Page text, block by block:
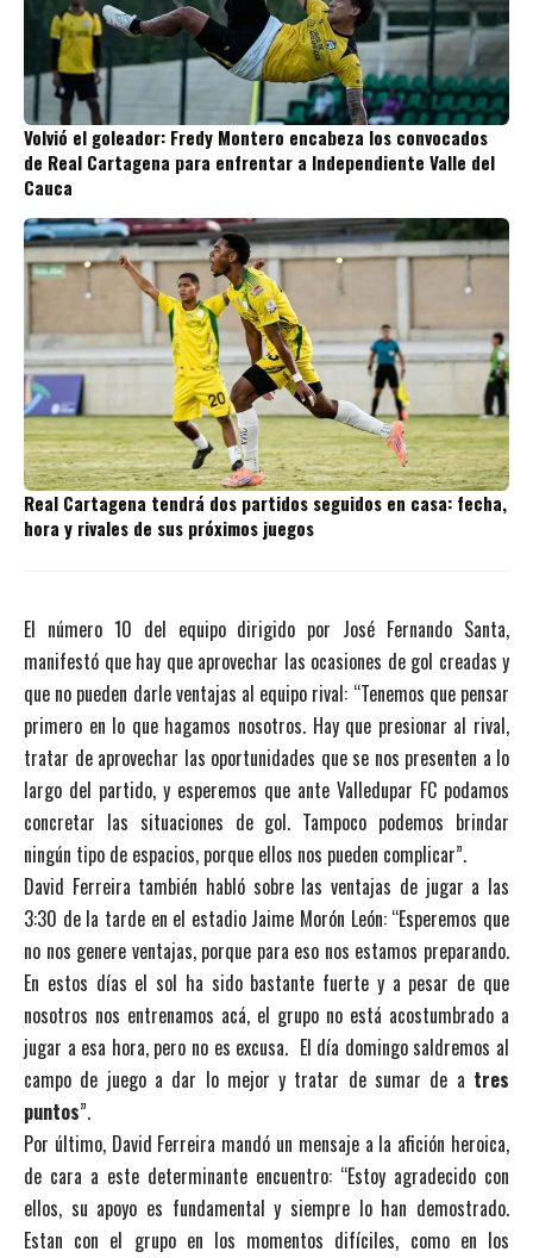
Volvió el goleador: Fredy Montero encabeza los convocados
de Real Cartagena para enfrentar a Independiente Valle del
Cauca
Real Cartagena tendrá dos partidos seguidos en casa: fecha,
hora y rivales de sus próximos juegos
El número 10 del equipo dirigido por José Fernando Santa,
manifestó que hay que aprovechar las ocasiones de gol creadas y
que no pueden darle ventajas al equipo rival: “Tenemos que pensar
primero en lo que hagamos nosotros. Hay que presionar al rival,
tratar de aprovechar las oportunidades que se nos presenten a lo
largo del partido, y esperemos que ante Valledupar FC podamos
concretar las situaciones de gol. Tampoco podemos brindar
ningún tipo de espacios, porque ellos nos pueden complicar”.
David Ferreira también habló sobre las ventajas de jugar a las
3:30 de la tarde en el estadio Jaime Morón León: “Esperemos que
no nos genere ventajas, porque para eso nos estamos preparando.
En estos días el sol ha sido bastante fuerte y a pesar de que
nosotros nos entrenamos acá, el grupo no está acostumbrado a
jugar a esa hora, pero no es excusa. El día domingo saldremos al
campo de juego a dar lo mejor y tratar de sumar de a tres
puntos”.
Por último, David Ferreira mandó un mensaje a la afición heroica,
de cara a este determinante encuentro: “Estoy agradecido con
ellos, su apoyo es fundamental y siempre lo han demostrado.
Estan con el grupo en los momentos difíciles, como en los